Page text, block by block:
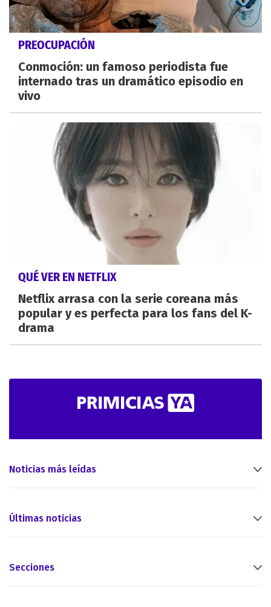
PREOCUPACIÓN
Conmoción: un famoso periodista fue
internado tras un dramático episodio en
vivo
QUÉ VER EN NETFLIX
Netflix arrasa con la serie coreana más
popular y es perfecta para los fans del K-
drama
Noticias más leídas
Últimas noticias
Secciones